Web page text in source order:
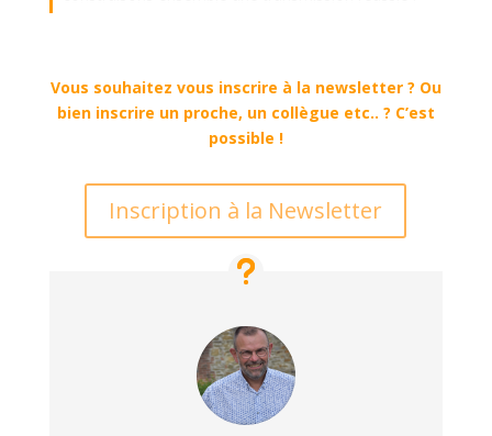
Vous souhaitez vous inscrire à la newsletter ? Ou
bien inscrire un proche, un collègue etc.. ? C’est
possible !
Inscription à la Newsletter